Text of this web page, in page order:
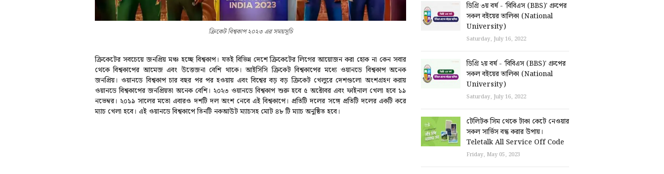
ক্রিকেট বিশ্বকাপ ২০২৩ এর সময়সূচি
ক্রিকেটের সবচেয়ে জনপ্রিয় মঞ্চ হচ্ছে বিশ্বকাপ। যতই বিভিন্ন দেশে ক্রিকেটের লিগের আয়োজন করা হোক না কেন সবার
থেকে বিশ্বকাপের আমেজ এবং উত্তেজনা বেশি থাকে। আইসিসি ক্রিকেট বিশ্বকাপের মধ্যে ওয়ানডে বিশ্বকাপ অনেক
জনপ্রিয়। ওয়ানডে বিশ্বকাপ চার বছর পর পর হওয়ায় এবং বিশ্বের বড় বড় ক্রিকেট খেলুরে দেশগুলো অংশগ্রহণ করায়
ওয়ানডে বিশ্বকাপের জনপ্রিয়তা অনেক বেশি। ২০২৩ ওয়ানডে বিশ্বকাপ শুরু হবে ৫ অক্টোবর এবং ফাইনাল খেলা হবে ১৯
নভেম্বর। ২০১৯ সালের মতো এবারও দশটি দল অংশ নেবে এই বিশ্বকাপে। প্রতিটি দলের সঙ্গে প্রতিটি দলের একটি করে
ম্যাচ খেলা হবে। এই ওয়ানডে বিশ্বকাপে তিনটি নকআউট ম্যাচসহ মোট ৪৮ টি ম্যাচ অনুষ্ঠিত হবে।
ডিগ্রি ৩য় বর্ষ - 'বিবিএস (BBS)' গ্রুপের
সকল বইয়ের তালিকা (National
University)
Saturday, July 16, 2022
ডিগ্রি ২য় বর্ষ - 'বিবিএস (BBS)' গ্রুপের
সকল বইয়ের তালিকা (National
University)
Saturday, July 16, 2022
টেলিটক সিম থেকে টাকা কেটে নেওয়ার
সকল সার্ভিস বন্ধ করার উপায়।
Teletalk All Service Off Code
Friday, May 05, 2023